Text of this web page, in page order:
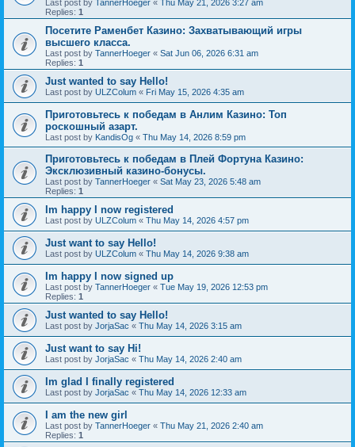
Last post by TannerHoeger « Thu May 21, 2026 3:27 am
Replies: 1
Посетите Раменбет Казино: Захватывающий игры
высшего класса.
Last post by TannerHoeger « Sat Jun 06, 2026 6:31 am
Replies: 1
Just wanted to say Hello!
Last post by ULZColum « Fri May 15, 2026 4:35 am
Приготовьтесь к победам в Анлим Казино: Топ
роскошный азарт.
Last post by KandisOg « Thu May 14, 2026 8:59 pm
Приготовьтесь к победам в Плей Фортуна Казино:
Эксклюзивный казино-бонусы.
Last post by TannerHoeger « Sat May 23, 2026 5:48 am
Replies: 1
Im happy I now registered
Last post by ULZColum « Thu May 14, 2026 4:57 pm
Just want to say Hello!
Last post by ULZColum « Thu May 14, 2026 9:38 am
Im happy I now signed up
Last post by TannerHoeger « Tue May 19, 2026 12:53 pm
Replies: 1
Just wanted to say Hello!
Last post by JorjaSac « Thu May 14, 2026 3:15 am
Just want to say Hi!
Last post by JorjaSac « Thu May 14, 2026 2:40 am
Im glad I finally registered
Last post by JorjaSac « Thu May 14, 2026 12:33 am
I am the new girl
Last post by TannerHoeger « Thu May 21, 2026 2:40 am
Replies: 1